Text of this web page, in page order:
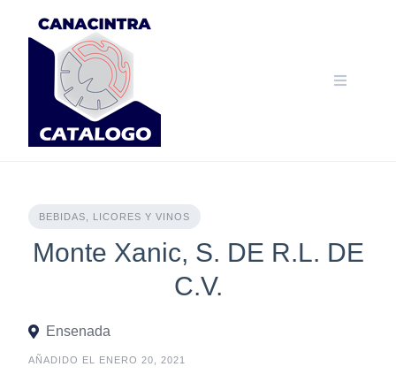
BEBIDAS, LICORES Y VINOS
Monte Xanic, S. DE R.L. DE
C.V.
Ensenada
AÑADIDO EL ENERO 20, 2021